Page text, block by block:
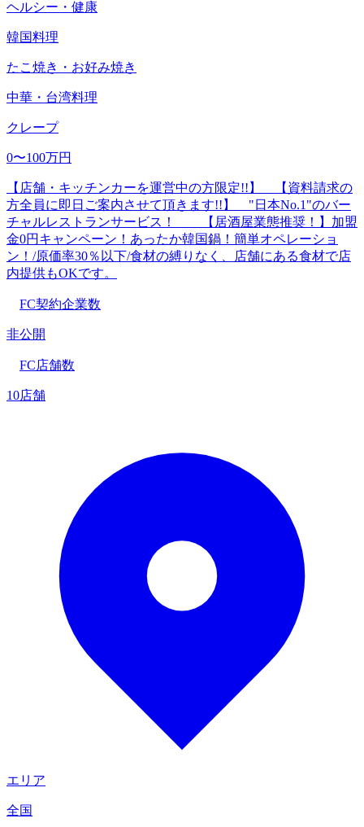
ヘルシー・健康
韓国料理
たこ焼き・お好み焼き
中華・台湾料理
クレープ
0〜100万円
【店舗・キッチンカーを運営中の方限定!!】 【資料請求の
方全員に即日ご案内させて頂きます!!】 "日本No.1"のバー
チャルレストランサービス！ 【居酒屋業態推奨！】加盟
金0円キャンペーン！あったか韓国鍋！簡単オペレーショ
ン！/原価率30％以下/食材の縛りなく、店舗にある食材で店
内提供もOKです。
FC契約企業数
非公開
FC店舗数
10店舗
エリア
全国